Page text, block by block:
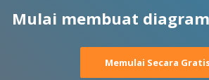
Mulai membuat
Memulai Secara